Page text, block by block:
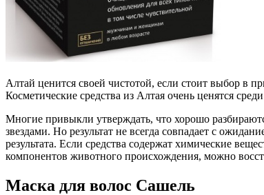
Алтай ценится своей чистотой, если стоит выбор в
Косметические средства из Алтая очень ценятся
Многие привыкли утверждать, что хорошо
звездами. Но результат не всегда совпадает с
результата. Если средства содержат химические
компонентов животного происхождения, можно
Маска для волос Сашель